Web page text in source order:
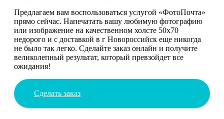
Предлагаем вам воспользоваться услугой «ФотоПочта»
прямо сейчас. Напечатать вашу любимую фотографию
или изображение на качественном холсте 50х70
недорого и с доставкой в г Новороссийск еще никогда
не было так легко. Сделайте заказ онлайн и получите
великолепный результат, который превзойдет все
ожидания!
Сделать заказ